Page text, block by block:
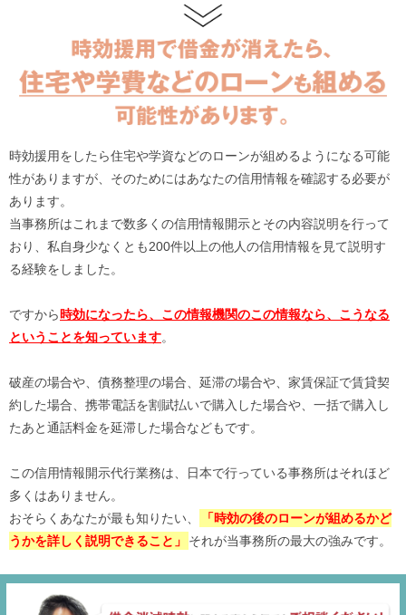
時効援用をしたら住宅や学資などのローンが組めるようになる可能
性がありますが、そのためにはあなたの信用情報を確認する必要が
あります。
当事務所はこれまで数多くの信用情報開示とその内容説明を行って
おり、私自身少なくとも200件以上の他人の信用情報を見て説明す
る経験をしました。
ですから時効になったら、この情報機関のこの情報なら、こうなる
ということを知っています。
破産の場合や、債務整理の場合、延滞の場合や、家賃保証で賃貸契
約した場合、携帯電話を割賦払いで購入した場合や、一括で購入し
たあと通話料金を延滞した場合などもです。
この信用情報開示代行業務は、日本で行っている事務所はそれほど
多くはありません。
おそらくあなたが最も知りたい、
「時効の後のローンが組めるかど
うかを詳しく説明できること」
それが当事務所の最大の強みです。